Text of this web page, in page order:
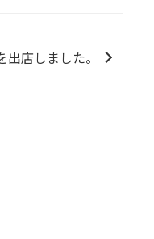
店しました。